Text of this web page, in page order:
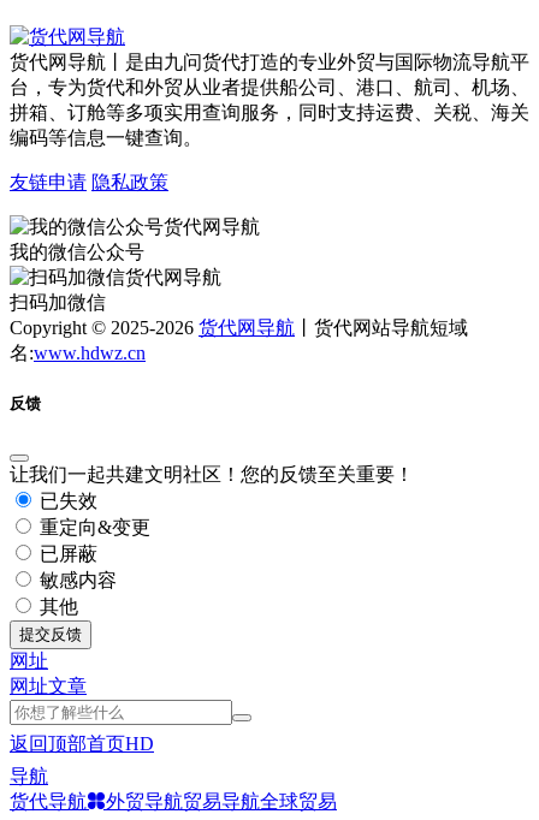
货代网导航丨是由九问货代打造的专业外贸与国际物流导航平
台，专为货代和外贸从业者提供船公司、港口、航司、机场、
拼箱、订舱等多项实用查询服务，同时支持运费、关税、海关
编码等信息一键查询。
友链申请 隐私政策
我的微信公众号
扫码加微信
Copyright © 2025-2026 货代网导航 丨货代网站导航短域
名:www.hdwz.cn
反馈
让我们一起共建文明社区！您的反馈至关重要！
已失效
重定向&变更
已屏蔽
敏感内容
其他
提交反馈
网址
网址文章
返回顶部首页HD
导航
货代导航
外贸导航贸易导航全球贸易